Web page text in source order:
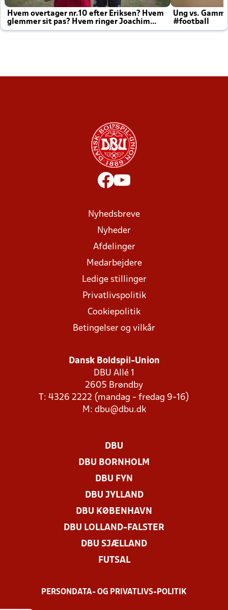
Hvem overtager nr.10 efter Eriksen? Hvem
glemmer sit pas? Hvem ringer Joachim
altid til efter kampe?
Ung vs.
#football
Nyhedsbreve
Nyheder
Afdelinger
Medarbejdere
Ledige stillinger
Privatlivspolitik
Cookiepolitik
Betingelser og vilkår
Dansk Boldspil-Union
DBU Allé 1
2605 Brøndby
T: 4326 2222 (mandag - fredag 9-16)
M: dbu@dbu.dk
DBU
DBU BORNHOLM
DBU FYN
DBU JYLLAND
DBU KØBENHAVN
DBU LOLLAND-FALSTER
DBU SJÆLLAND
FUTSAL
PERSONDATA- OG PRIVATLIVS-POLITIK